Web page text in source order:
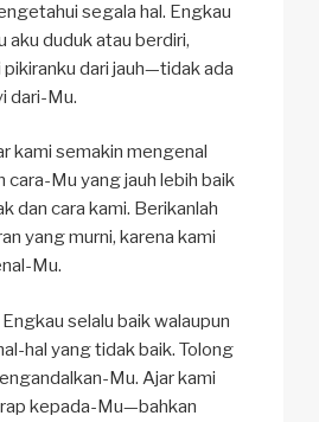
segala hal. Engkau
aku duduk atau berdiri,
dari jauh—tidak ada
dari-Mu.
kami semakin mengenal
cara-Mu yang jauh lebih baik
dan cara kami. Berikanlah
yang murni, karena kami
Mu.
selalu baik walaupun
hal yang tidak baik. Tolong
Mu. Ajar kami
kepada-Mu—bahkan